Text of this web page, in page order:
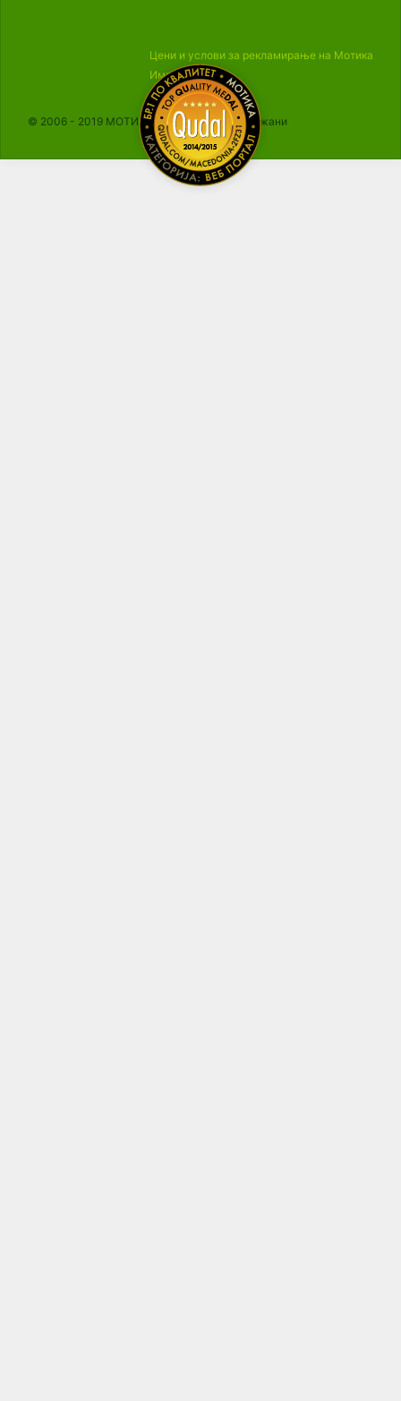
Цени и услови за рекламирање на Мотика
Импресум
© 2006 - 2019 МОТИКА, Сите права се задржани